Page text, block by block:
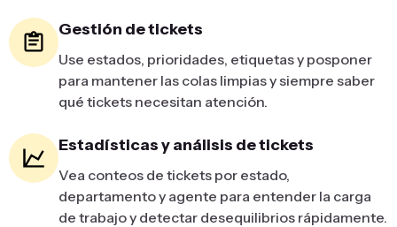
Gestión de tickets
Use estados, prioridades, etiquetas y posponer
para mantener las colas limpias y siempre saber
qué tickets necesitan atención.
Estadísticas y análisis de tickets
Vea conteos de tickets por estado,
departamento y agente para entender la carga
de trabajo y detectar desequilibrios rápidamente.